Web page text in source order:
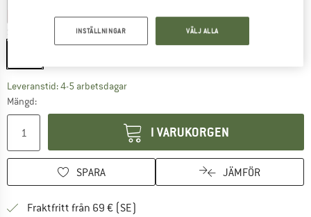
30%
Leveranstid: 4-5 arbetsdagarLänken öppnas i en inforuta och innehåller
Mängd:
I VARUKORGEN
SPARA JÄMFÖR
Fraktfritt från 69 € (SE)
INSTÄLLNINGAR VÄLJ ALLA